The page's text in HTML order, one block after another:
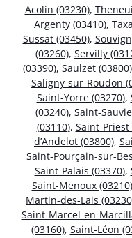
Acolin (03230),
Argenty (03410),
Sussat (03450),
(03260), Servilly
(03390), Saulzet (03800)
Saligny-sur-Roudon
Saint-Yorre (03270),
(03240), Saint-
(03110), Saint-
d’Andelot (03800),
Saint-Pourçain-sur-
Saint-Palais (03370),
Saint-Menoux (03210)
Martin-des-Lais
Saint-Marcel-en-
(03160), Saint-Léon